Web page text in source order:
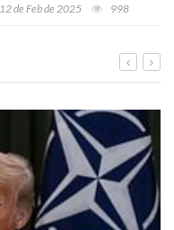
12 de Feb de 2025 998